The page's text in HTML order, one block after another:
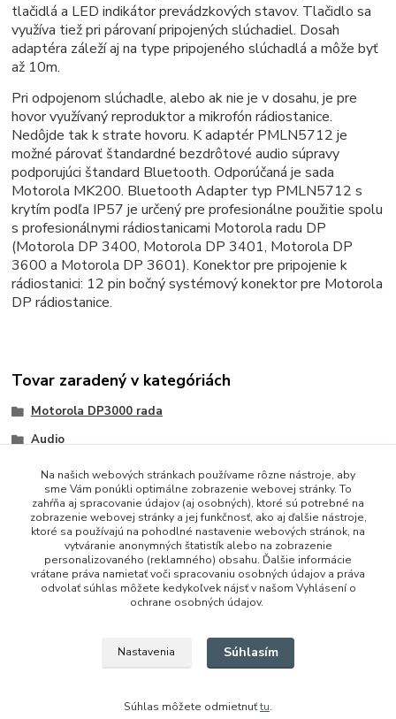
tlačidlá a LED indikátor prevádzkových stavov. Tlačidlo sa
využíva tiež pri párovaní pripojených slúchadiel. Dosah
adaptéra záleží aj na type pripojeného slúchadlá a môže byť
až 10m.
Pri odpojenom slúchadle, alebo ak nie je v dosahu, je pre
hovor využívaný reproduktor a mikrofón rádiostanice.
Nedôjde tak k strate hovoru. K adaptér PMLN5712 je
možné párovať štandardné bezdrôtové audio súpravy
podporujúci štandard Bluetooth. Odporúčaná je sada
Motorola MK200. Bluetooth Adapter typ PMLN5712 s
krytím podľa IP57 je určený pre profesionálne použitie spolu
s profesionálnymi rádiostanicami Motorola radu DP
(Motorola DP 3400, Motorola DP 3401, Motorola DP
3600 a Motorola DP 3601). Konektor pre pripojenie k
rádiostanici: 12 pin bočný systémový konektor pre Motorola
DP rádiostanice.
Tovar zaradený v kategóriách
Motorola DP3000 rada
Audio
+421 948 229 224
Na našich webových stránkach používame rôzne nástroje, aby
sme Vám ponúkli optimálne zobrazenie webovej stránky. To
zahŕňa aj spracovanie údajov (aj osobných), ktoré sú potrebné na
zobrazenie webovej stránky a jej funkčnosť, ako aj ďalšie nástroje,
ktoré sa používajú na pohodlné nastavenie webových stránok, na
vytváranie anonymných štatistík alebo na zobrazenie
personalizovaného (reklamného) obsahu. Ďalšie informácie
vrátane práva namietať voči spracovaniu osobných údajov a práva
odvolať súhlas môžete kedykoľvek nájsť v našom Vyhlásení o
ochrane osobných údajov.
Nastavenia Súhlasím
Súhlas môžete odmietnuťtu.